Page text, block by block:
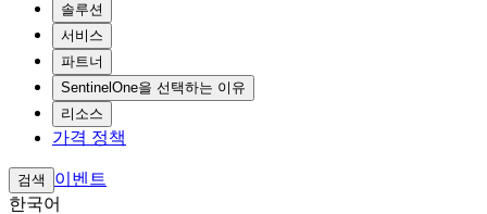
솔루션
서비스
파트너
SentinelOne을 선택하는 이유
리소스
가격 정책
검색
이벤트
한국어